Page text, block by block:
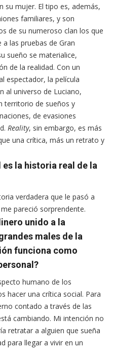
su mujer. El tipo es, además,
familiares, y son
de su numeroso clan los que
las pruebas de Gran
sueño se materialice,
de la realidad. Con un
espectador, la película
al universo de Luciano,
territorio de sueños y
de evasiones
Reality, sin embargo, es más
una crítica, más un retrato y
es la historia real de la
verdadera que le pasó a
pareció sorprendente.
unido a la
males de la
funciona como
humano de los
hacer una crítica social. Para
contado a través de las
cambiando. Mi intención no
retratar a alguien que sueña
para llegar a vivir en un